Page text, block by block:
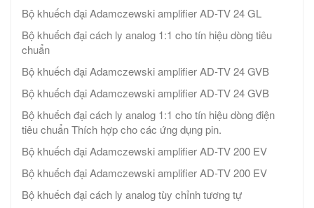
Bộ khuếch đại Adamczewski amplifier AD-TV 24 GL
Bộ khuếch đại cách ly analog 1:1 cho tín hiệu dòng tiêu
chuẩn
Bộ khuếch đại Adamczewski amplifier AD-TV 24 GVB
Bộ khuếch đại Adamczewski amplifier AD-TV 24 GVB
Bộ khuếch đại cách ly analog 1:1 cho tín hiệu dòng điện
tiêu chuẩn Thích hợp cho các ứng dụng pin.
Bộ khuếch đại Adamczewski amplifier AD-TV 200 EV
Bộ khuếch đại Adamczewski amplifier AD-TV 200 EV
Bộ khuếch đại cách ly analog tùy chỉnh tương tự